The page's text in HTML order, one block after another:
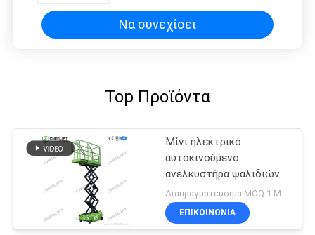
Να συνεχίσει
Top Προϊόντα
Μίνι ηλεκτρικό
αυτοκινούμενο
ανελκυστήρα ψαλιδιών
αποθήκης
ΕΠΙΚΟΙΝΩΝΙΑ